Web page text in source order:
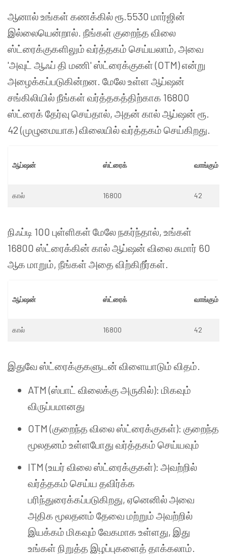
ஆனால் உங்கள் கணக்கில் ரூ.5530 மார்ஜின்
இல்லையென்றால். நீங்கள் குறைந்த விலை
ஸ்ட்ரைக்குகளிலும் வர்த்தகம் செய்யலாம், அவை
'அவுட் ஆஃப் தி மணி' ஸ்ட்ரைக்குகள் (OTM) என்று
அழைக்கப்படுகின்றன. மேலே உள்ள ஆப்ஷன்
சங்கிலியில் நீங்கள் வர்த்தகத்திற்காக 16800
ஸ்ட்ரைக் தேர்வு செய்தால், அதன் கால் ஆப்ஷன் ரூ.
42 (முழுமையாக) விலையில் வர்த்தகம் செய்கிறது.
ஆப்ஷன் ஸ்ட்ரைக் வாங்கும்
கால் 16800 42
நிஃப்டி 100 புள்ளிகள் மேலே நகர்ந்தால், உங்கள்
16800 ஸ்ட்ரைக்கின் கால் ஆப்ஷன் விலை சுமார் 60
ஆக மாறும், நீங்கள் அதை விற்கிறீர்கள்.
ஆப்ஷன் ஸ்ட்ரைக் வாங்கும்
கால் 16800 42
இதுவே ஸ்ட்ரைக்குகளுடன் விளையாடும் விதம்.
ATM (ஸ்பாட் விலைக்கு அருகில்): மிகவும்
விருப்பமானது
OTM (குறைந்த விலை ஸ்ட்ரைக்குகள்): குறைந்த
மூலதனம் உள்ளபோது வர்த்தகம் செய்யவும்
ITM (உயர் விலை ஸ்ட்ரைக்குகள்): அவற்றில்
வர்த்தகம் செய்ய தவிர்க்க
பரிந்துரைக்கப்படுகிறது, ஏனெனில் அவை
அதிக மூலதனம் தேவை மற்றும் அவற்றில்
இயக்கம் மிகவும் வேகமாக உள்ளது, இது
உங்கள் நிறுத்த இழப்புகளைத் தாக்கலாம்.